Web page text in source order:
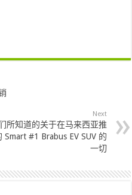
Next
所知道的关于在马来西亚推
Smart #1 Brabus EV SUV 的
一切